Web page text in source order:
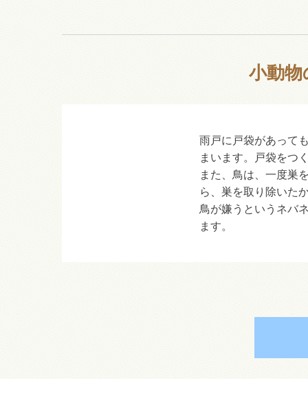
小動物
雨戸に戸袋があって
まいます。戸袋をつ
また、鳥は、一度巣
ら、巣を取り除いた
鳥が嫌うというネバ
ます。